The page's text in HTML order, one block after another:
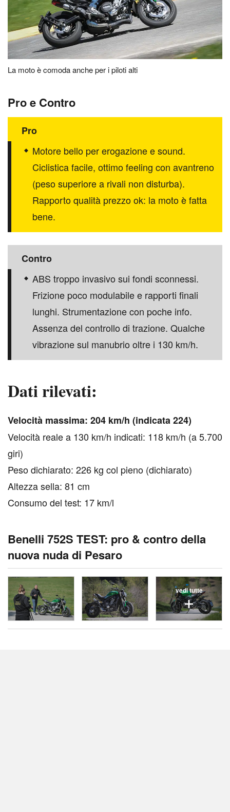
La moto è comoda anche per i piloti alti
Pro e Contro
Pro
Motore bello per erogazione e sound.
Ciclistica facile, ottimo feeling con avantreno
(peso superiore a rivali non disturba).
Rapporto qualità prezzo ok: la moto è fatta
bene.
Contro
ABS troppo invasivo sui fondi sconnessi.
Frizione poco modulabile e rapporti finali
lunghi. Strumentazione con poche info.
Assenza del controllo di trazione. Qualche
vibrazione sul manubrio oltre i 130 km/h.
Dati rilevati:
Velocità massima: 204 km/h (indicata 224)
Velocità reale a 130 km/h indicati: 118 km/h (a 5.700
giri)
Peso dichiarato: 226 kg col pieno (dichiarato)
Altezza sella: 81 cm
Consumo del test: 17 km/l
Benelli 752S TEST: pro & contro della
nuova nuda di Pesaro
vedi tutte